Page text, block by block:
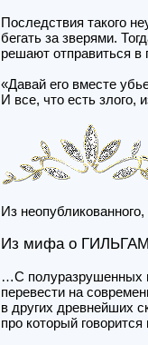
Последствия такого
бегать за зверями.
решают отправиться в
«Давай его вместе
И все, что есть злого,
Из
Из мифа о
…С полуразрушенных
перевести на
в других древнейших
про который